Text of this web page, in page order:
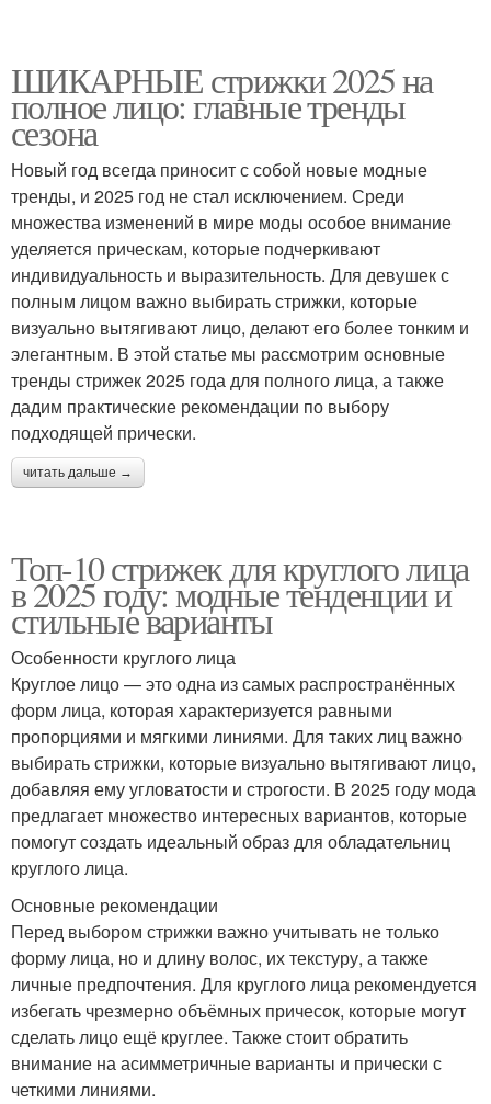
ШИКАРНЫЕ стрижки 2025 на
полное лицо: главные тренды
сезона
Новый год всегда приносит с собой новые модные
тренды, и 2025 год не стал исключением. Среди
множества изменений в мире моды особое внимание
уделяется прическам, которые подчеркивают
индивидуальность и выразительность. Для девушек с
полным лицом важно выбирать стрижки, которые
визуально вытягивают лицо, делают его более тонким и
элегантным. В этой статье мы рассмотрим основные
тренды стрижек 2025 года для полного лица, а также
дадим практические рекомендации по выбору
подходящей прически.
читать дальше →
Топ-10 стрижек для круглого лица
в 2025 году: модные тенденции и
стильные варианты
Особенности круглого лица
Круглое лицо — это одна из самых распространённых
форм лица, которая характеризуется равными
пропорциями и мягкими линиями. Для таких лиц важно
выбирать стрижки, которые визуально вытягивают лицо,
добавляя ему угловатости и строгости. В 2025 году мода
предлагает множество интересных вариантов, которые
помогут создать идеальный образ для обладательниц
круглого лица.
Основные рекомендации
Перед выбором стрижки важно учитывать не только
форму лица, но и длину волос, их текстуру, а также
личные предпочтения. Для круглого лица рекомендуется
избегать чрезмерно объёмных причесок, которые могут
сделать лицо ещё круглее. Также стоит обратить
внимание на асимметричные варианты и прически с
четкими линиями.